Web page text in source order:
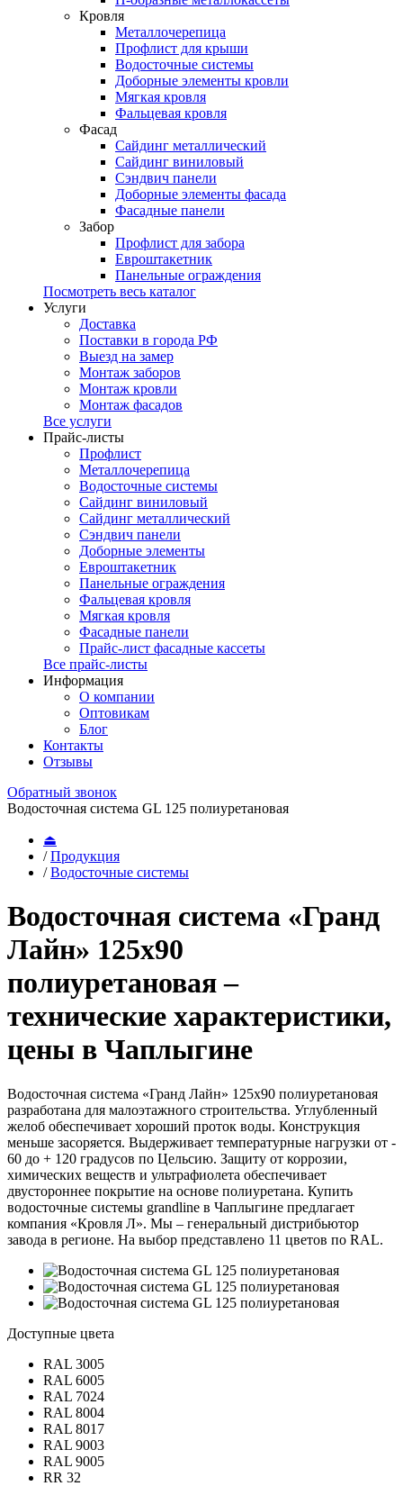
Кровля
Металлочерепица
Профлист для крыши
Водосточные системы
Доборные элементы кровли
Мягкая кровля
Фальцевая кровля
Фасад
Сайдинг металлический
Сайдинг виниловый
Сэндвич панели
Доборные элементы фасада
Фасадные панели
Забор
Профлист для забора
Евроштакетник
Панельные ограждения
Посмотреть весь каталог
Услуги
Доставка
Поставки в города РФ
Выезд на замер
Монтаж заборов
Монтаж кровли
Монтаж фасадов
Все услуги
Прайс-листы
Профлист
Металлочерепица
Водосточные системы
Сайдинг виниловый
Сайдинг металлический
Сэндвич панели
Доборные элементы
Евроштакетник
Панельные ограждения
Фальцевая кровля
Мягкая кровля
Фасадные панели
Прайс-лист фасадные кассеты
Все прайс-листы
Информация
О компании
Оптовикам
Блог
Контакты
Отзывы
Обратный звонок
Водосточная система GL 125 полиуретановая
⏏
/Продукция
/Водосточные системы
Водосточная система «Гранд
Лайн» 125х90
полиуретановая –
технические характеристики,
цены в Чаплыгине
Водосточная система «Гранд Лайн» 125х90 полиуретановая
разработана для малоэтажного строительства. Углубленный
желоб обеспечивает хороший проток воды. Конструкция
меньше засоряется. Выдерживает температурные нагрузки от -
60 до + 120 градусов по Цельсию. Защиту от коррозии,
химических веществ и ультрафиолета обеспечивает
двустороннее покрытие на основе полиуретана. Купить
водосточные системы grandline в Чаплыгине предлагает
компания «Кровля Л». Мы – генеральный дистрибьютор
завода в регионе. На выбор представлено 11 цветов по RAL.
Доступные цвета
RAL 3005
RAL 6005
RAL 7024
RAL 8004
RAL 8017
RAL 9003
RAL 9005
RR 32